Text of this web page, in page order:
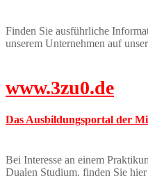
Finden Sie ausführliche
unserem Unternehmen auf
www.3zu0.de
Das Ausbildungsportal der
Bei Interesse an einem
Dualen Studium, finden Sie